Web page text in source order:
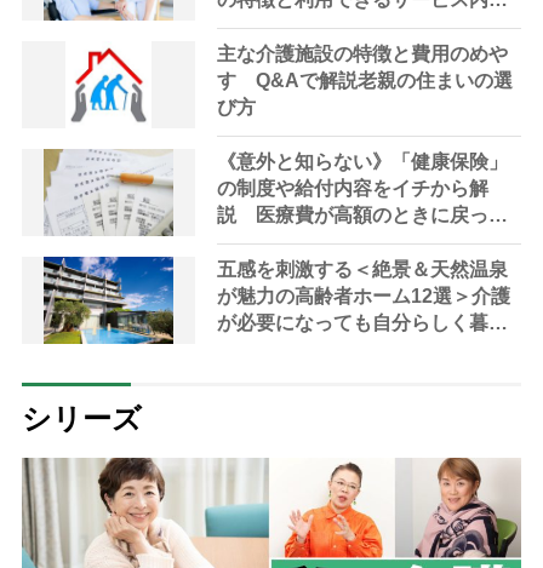
の違いを知っておこう【社会福祉
士解説】
主な介護施設の特徴と費用のめや
す Q&Aで解説老親の住まいの選
び方
《意外と知らない》「健康保険」
の制度や給付内容をイチから解
説 医療費が高額のときに戻って
くる「高額療養費制度」の損しな
い使い方も
五感を刺激する＜絶景＆天然温泉
が魅力の高齢者ホーム12選＞介護
が必要になっても自分らしく暮ら
シリーズ